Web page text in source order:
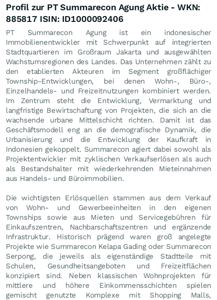
Profil zur PT Summarecon Agung Aktie - WKN:
885817 ISIN: ID1000092406
PT Summarecon Agung ist ein indonesischer
Immobilienentwickler mit Schwerpunkt auf integrierten
Stadtquartieren im Großraum Jakarta und ausgewählten
Wachstumsregionen des Landes. Das Unternehmen zählt zu
den etablierten Akteuren im Segment großflächiger
Township-Entwicklungen, bei denen Wohn-, Büro-,
Einzelhandels- und Freizeitnutzungen kombiniert werden.
Im Zentrum steht die Entwicklung, Vermarktung und
langfristige Bewirtschaftung von Projekten, die sich an die
wachsende urbane Mittelschicht richten. Damit ist das
Geschäftsmodell eng an die demografische Dynamik, die
Urbanisierung und die Entwicklung der Kaufkraft in
Indonesien gekoppelt. Summarecon agiert dabei sowohl als
Projektentwickler mit zyklischen Verkaufserlösen als auch
als Bestandshalter mit wiederkehrenden Mieteinnahmen
aus Handels- und Büroimmobilien.
Die wichtigsten Erlösquellen stammen aus dem Verkauf
von Wohn- und Gewerbeeinheiten in den eigenen
Townships sowie aus Mieten und Servicegebühren für
Einkaufszentren, Nachbarschaftszentren und ergänzende
Infrastruktur. Historisch prägend waren groß angelegte
Projekte wie Summarecon Kelapa Gading oder Summarecon
Serpong, die jeweils als eigenständige Stadtteile mit
Schulen, Gesundheitsangeboten und Freizeitflächen
konzipiert sind. Neben klassischen Wohnprojekten für
mittlere und höhere Einkommensschichten spielen
gemischt genutzte Komplexe mit Shopping Malls,